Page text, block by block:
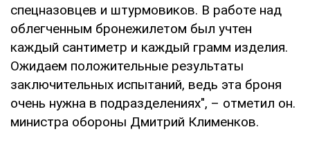
спецназовцев и штурмовиков. В работе над
облегченным бронежилетом был учтен
каждый сантиметр и каждый грамм изделия.
Ожидаем положительные результаты
заключительных испытаний, ведь эта броня
очень нужна в подразделениях", – отметил он.
министра обороны Дмитрий Клименков.